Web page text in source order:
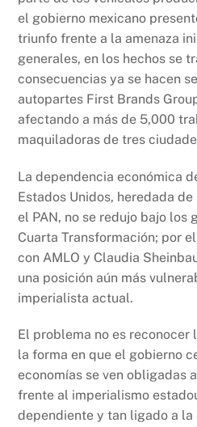
el gobierno mexicano
triunfo frente a la amenaza
generales, en los hechos se
consecuencias ya se hacen
autopartes First Brands
afectando a más de 5,000
maquiladoras de tres
La dependencia económica
Estados Unidos, heredada
el PAN, no se redujo bajo los
Cuarta Transformación; por
con AMLO y Claudia
una posición aún más
imperialista actual.
El problema no es reconocer
la forma en que el gobierno
economías se ven obligadas
frente al imperialismo
dependiente y tan ligado a la